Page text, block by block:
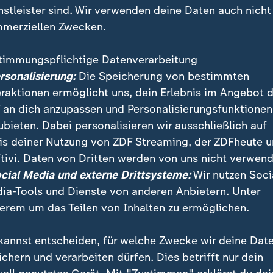
Gipfel in Papua-Neuguinea endete ohne
der Apec-Staaten. Das Treffen wurde vom Streit
sind. Wir verwenden deine Daten auch nicht
Zwecken.
Datenverarbeitung
Die Speicherung von bestimmten
ermöglicht uns, dein Erlebnis im Angebot
an dich anzupassen und Personalisierungsfunktionen
Dabei personalisieren wir ausschließlich auf
deiner Nutzung von ZDF Streaming, der ZDFheute
Daten von Dritten werden von uns nicht
Media und externe Drittsysteme:Wir nutzen
Tools und Dienste von anderen Anbietern. Unter
um das Teilen von Inhalten zu ermöglichen.
entscheiden, für welche Zwecke wir deine
und verarbeiten dürfen. Dies betrifft nur dein